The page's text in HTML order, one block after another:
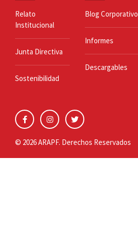
Relato
Institucional
Junta Directiva
Sostenibilidad
Blog Corporativo
Informes
Descargables
© 2026 ARAPF. Derechos Reservados